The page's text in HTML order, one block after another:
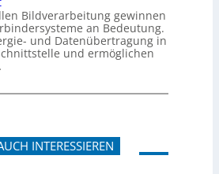
Bildverarbeitung gewinnen
an Bedeutung.
und Datenübertragung in
und ermöglichen
INTERESSIEREN